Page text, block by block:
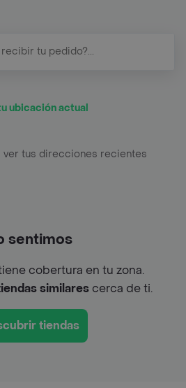
ubicación actual
ver tus direcciones recientes
sentimos
cobertura en tu zona.
similarescerca de ti.
tiendas